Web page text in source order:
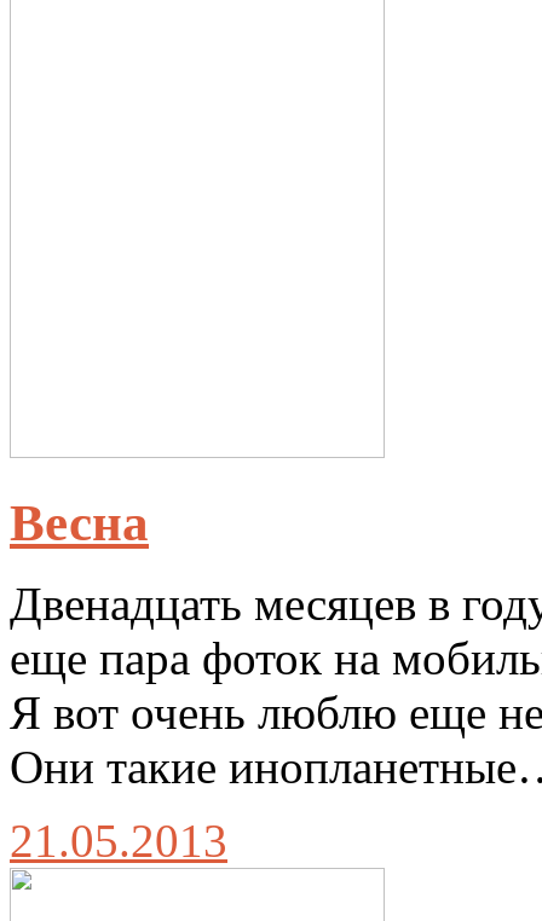
Весна
Двенадцать месяцев в
еще пара фоток на
Я вот очень люблю еще
Они такие
21.05.2013